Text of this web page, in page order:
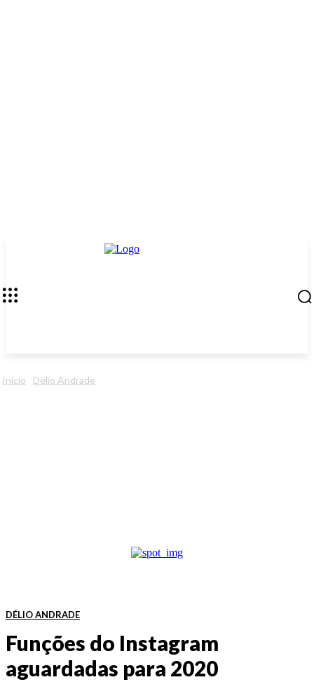
Início Délio Andrade
DÉLIO ANDRADE
Funções do Instagram
aguardadas para 2020